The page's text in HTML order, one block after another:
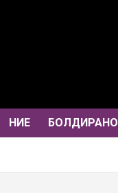
НИЕ БОЛДИРАНО